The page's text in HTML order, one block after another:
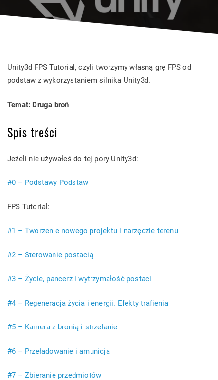
Unity3d FPS Tutorial, czyli tworzymy własną grę FPS od
podstaw z wykorzystaniem silnika Unity3d.
Temat: Druga broń
Spis treści
Jeżeli nie używałeś do tej pory Unity3d:
#0 – Podstawy Podstaw
FPS Tutorial:
#1 – Tworzenie nowego projektu i narzędzie terenu
#2 – Sterowanie postacią
#3 – Życie, pancerz i wytrzymałość postaci
#4 – Regeneracja życia i energii. Efekty trafienia
#5 – Kamera z bronią i strzelanie
#6 – Przeładowanie i amunicja
#7 – Zbieranie przedmiotów